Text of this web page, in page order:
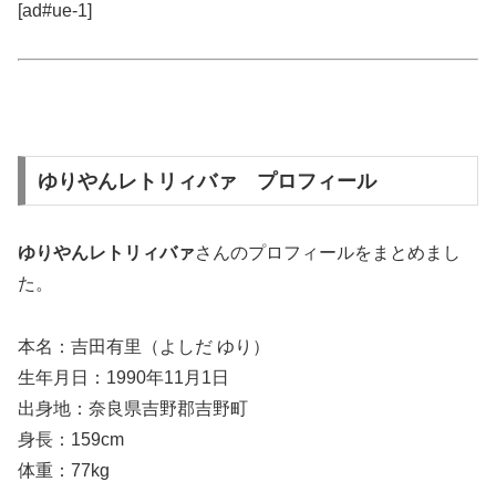
[ad#ue-1]
ゆりやんレトリィバァ プロフィール
ゆりやんレトリィバァさんのプロフィールをまとめまし
た。
本名：吉田有里（よしだ ゆり）
生年月日：1990年11月1日
出身地：奈良県吉野郡吉野町
身長：159cm
体重：77kg